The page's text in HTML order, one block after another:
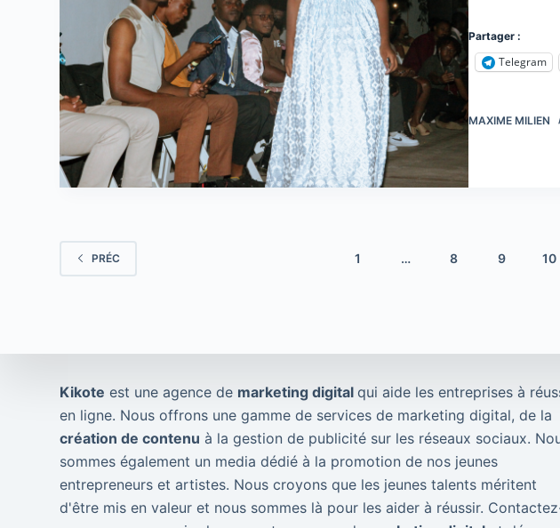
Partager :
Telegram
MAXIME MILIEN
PRÉC 1 … 8 9 10
Kikote est une agence de marketing digitalqui aide les entreprises à
en ligne. Nous offrons une gamme de services de marketing digital, de la
création de contenu à la gestion de publicité sur les réseaux sociaux.
sommes également un media dédié à la promotion de nos jeunes
entrepreneurs et artistes. Nous croyons que les jeunes talents méritent
d'être mis en valeur et nous sommes là pour les aider à réussir.